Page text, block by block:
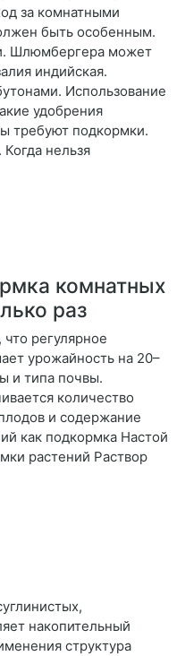
за комнатными
быть особенным.
Шлюмбергера может
индийская.
Использование
удобрения
требуют подкормки.
нельзя
комнатных
раз
регулярное
урожайность на 20–
и типа почвы.
количество
и содержание
как подкормка Настой
растений Раствор
накопительный
структура